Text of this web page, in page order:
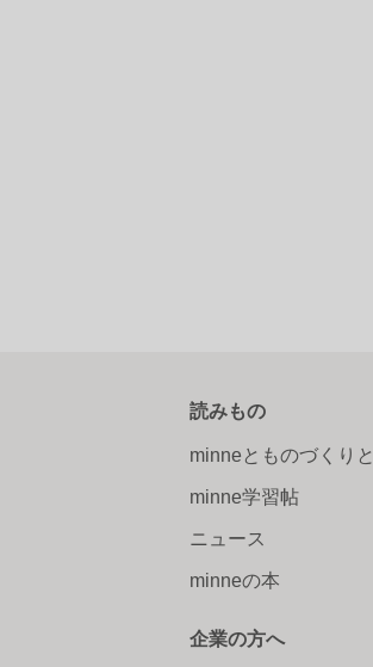
読みもの
minneとものづくりと
minne学習帖
ニュース
minneの本
企業の方へ